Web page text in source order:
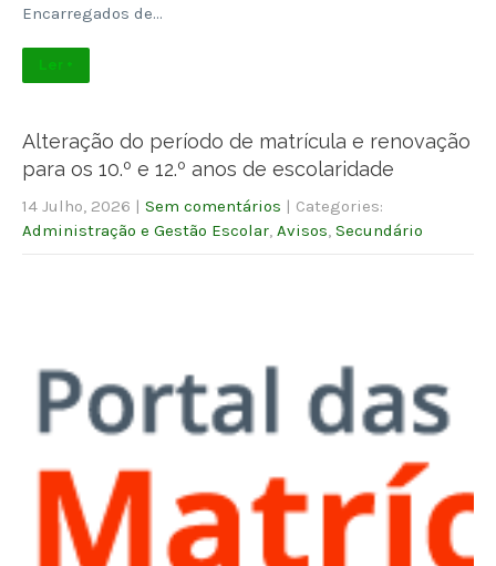
Encarregados de…
Ler +
Alteração do período de matrícula e renovação
para os 10.º e 12.º anos de escolaridade
14 Julho, 2026 | Sem comentários | Categories:
Administração e Gestão Escolar Avisos Secundário